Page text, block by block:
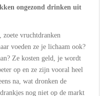
ongezond drinken uit
zoete vruchtdranken
voeden ze je lichaam ook?
Ze kosten geld, je wordt
op en ze zijn vooral heel
na, wat dronken de
nog niet op de markt